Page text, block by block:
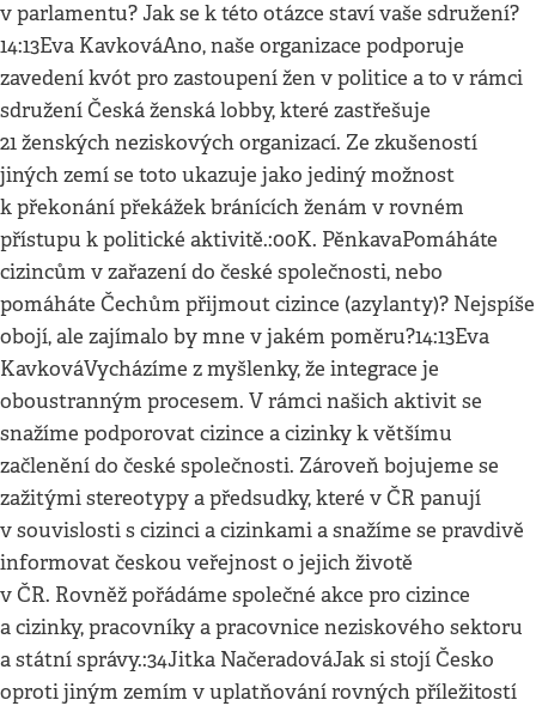
v parlamentu? Jak se k této otázce staví vaše sdružení?
14:13Eva KavkováAno, naše organizace podporuje
zavedení kvót pro zastoupení žen v politice a to v rámci
sdružení Česká ženská lobby, které zastřešuje
21 ženských neziskových organizací. Ze zkušeností
jiných zemí se toto ukazuje jako jediný možnost
k překonání překážek bránících ženám v rovném
přístupu k politické aktivitě.:00K. PěnkavaPomáháte
cizincům v zařazení do české společnosti, nebo
pomáháte Čechům přijmout cizince (azylanty)? Nejspíše
obojí, ale zajímalo by mne v jakém poměru?14:13Eva
KavkováVycházíme z myšlenky, že integrace je
oboustranným procesem. V rámci našich aktivit se
snažíme podporovat cizince a cizinky k většímu
začlenění do české společnosti. Zároveň bojujeme se
zažitými stereotypy a předsudky, které v ČR panují
v souvislosti s cizinci a cizinkami a snažíme se pravdivě
informovat českou veřejnost o jejich životě
v ČR. Rovněž pořádáme společné akce pro cizince
a cizinky, pracovníky a pracovnice neziskového sektoru
a státní správy.:34Jitka NačeradováJak si stojí Česko
oproti jiným zemím v uplatňování rovných příležitostí